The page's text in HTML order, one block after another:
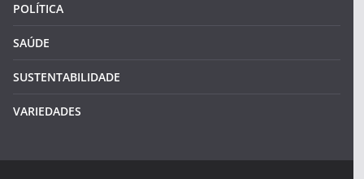
POLÍTICA
SAÚDE
SUSTENTABILIDADE
VARIEDADES